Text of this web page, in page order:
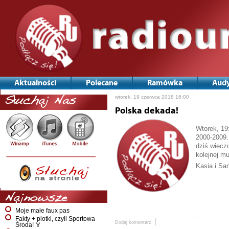
Aktualności Polecane Ramówka
Słuchaj Nas
Najnowsze
Moje małe faux pas
Fakty + plotki, czyli Sportowa
Środa! 🏅
wtorek, 19 czerwca 2018 16:00
Polska dekada!
Wtorek,
2000-
dziś
kolejnej
Kasia i
Dodaj komentarz